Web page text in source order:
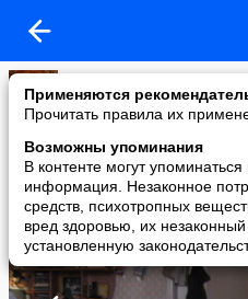
Применяются
Прочитать правила их
Возможны упоминания
В контенте могут
информация. Незаконное
средств, психотропных
вред здоровью, их
установленную
Оксана Ракова
added a photo
29 Oct в 14:07